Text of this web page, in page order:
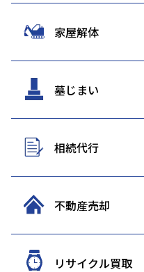
家屋解体
墓じまい
相続代行
不動産売却
リサイクル買取